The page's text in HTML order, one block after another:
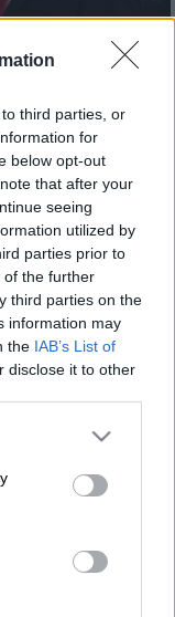
third parties, or
for
below opt-out
that after your
seeing
utilized by
parties prior to
of the further
third parties on the
information may
the IAB’s List of
disclose it to other
or more Google
You may click to
party tags to
in below Google
(φωτογραφία
Google
πολύ κοντά
για ένα
Τραμπ
πολέμου στη
του
του
και
Μπενιαμίν
ανάρτησή
δικτύωσης